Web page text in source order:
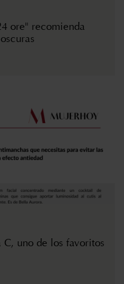
ore" recomienda
C, uno de los favoritos